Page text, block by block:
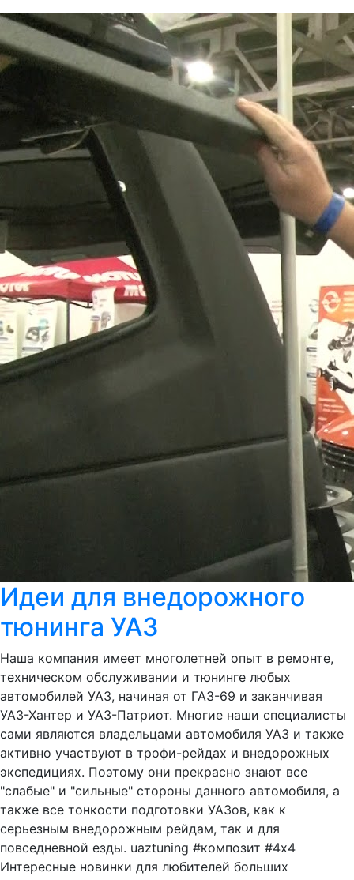
Идеи для внедорожного
тюнинга УАЗ
Наша компания имеет многолетней опыт в ремонте,
техническом обслуживании и тюнинге любых
автомобилей УАЗ, начиная от ГАЗ-69 и заканчивая
УАЗ-Хантер и УАЗ-Патриот. Многие наши специалисты
сами являются владельцами автомобиля УАЗ и также
активно участвуют в трофи-рейдах и внедорожных
экспедициях. Поэтому они прекрасно знают все
"слабые" и "сильные" стороны данного автомобиля, а
также все тонкости подготовки УАЗов, как к
серьезным внедорожным рейдам, так и для
повседневной езды. uaztuning #композит #4x4
Интересные новинки для любителей больших